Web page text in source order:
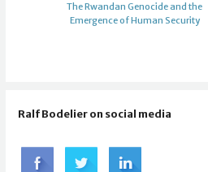
The Rwandan Genocide and the
Emergence of Human Security
Ralf Bodelier on social media